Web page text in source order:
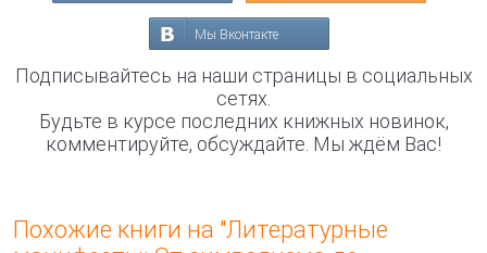
Мы Вконтакте
Подписывайтесь на наши страницы в социальных
сетях.
Будьте в курсе последних книжных новинок,
комментируйте, обсуждайте. Мы ждём Вас!
Похожие книги на "Литературные